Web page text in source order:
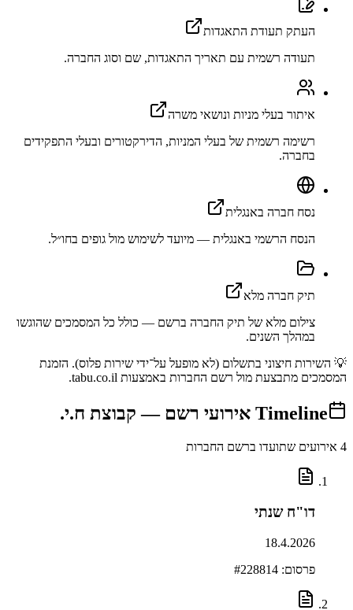
העתק תעודת התאגדות
תעודה רשמית עם תאריך התאגדות, שם וסוג החברה.
איתור בעלי מניות ונושאי משרה
רשימה רשמית של בעלי המניות, הדירקטורים ובעלי התפקידים
בחברה.
נסח חברה באנגלית
הנסח הרשמי באנגלית — מיועד לשימוש מול גופים בחו״ל.
תיק חברה מלא
צילום מלא של תיק החברה ברשם — כולל כל המסמכים שהוגשו
במהלך השנים.
💡 השירות חיצוני בתשלום (לא מופעל על־ידי שירות פלוס). הזמנת
המסמכים מתבצעת מול רשם החברות באמצעות tabu.co.il.
Timeline אירועי רשם — קבוצת ח.י.
4 אירועים שתועדו ברשם החברות
דו"ח שנתי
18.4.2026
פרסום: # 228814